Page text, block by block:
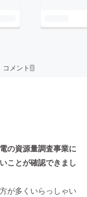
コメント 2
の資源量調査事業に
ことが確認できまし
が多くいらっしゃい